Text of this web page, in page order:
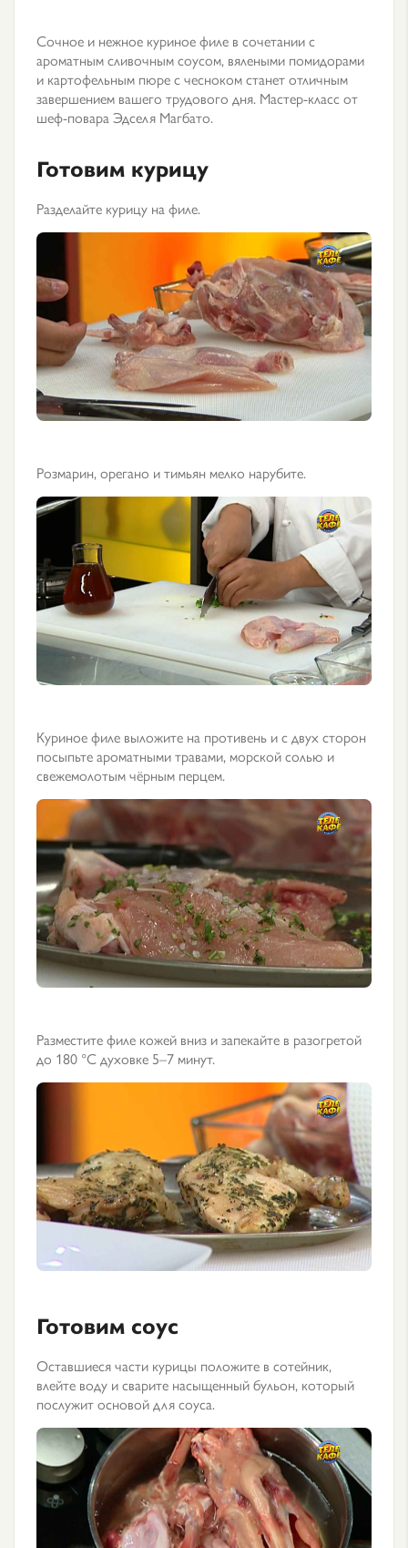
Сочное и нежное куриное филе в сочетании с
ароматным сливочным соусом, вялеными помидорами
и картофельным пюре с чесноком станет отличным
завершением вашего трудового дня. Мастер-класс от
шеф-повара Эдселя Магбато.
Готовим курицу
Разделайте курицу на филе.
Розмарин, орегано и тимьян мелко нарубите.
Куриное филе выложите на противень и с двух сторон
посыпьте ароматными травами, морской солью и
свежемолотым чёрным перцем.
Разместите филе кожей вниз и запекайте в разогретой
до 180 °С духовке 5–7 минут.
Готовим соус
Оставшиеся части курицы положите в сотейник,
влейте воду и сварите насыщенный бульон, который
послужит основой для соуса.